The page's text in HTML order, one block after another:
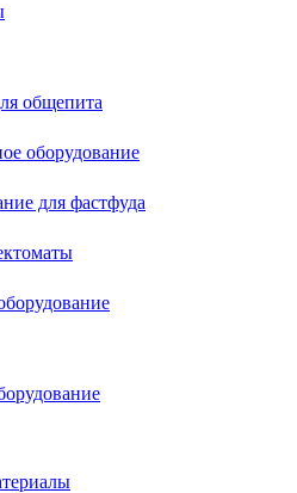
общепита
оборудование
для фастфуда